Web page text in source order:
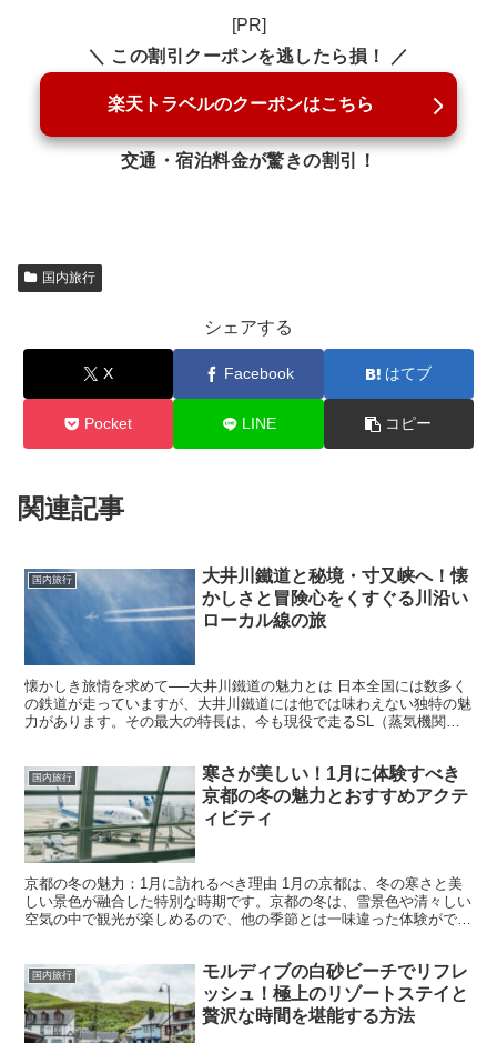
[PR]
＼ この割引クーポンを逃したら損！ ／
楽天トラベルのクーポンはこちら
交通・宿泊料金が驚きの割引！
国内旅行
シェアする
X Facebook はてブ
Pocket LINE コピー
関連記事
国内旅行
大井川鐵道と秘境・寸又峡へ！懐
かしさと冒険心をくすぐる川沿い
ローカル線の旅
懐かしき旅情を求めて──大井川鐵道の魅力とは 日本全国には数多く
の鉄道が走っていますが、大井川鐵道には他では味わえない独特の魅
力があります。その最大の特長は、今も現役で走るSL（蒸気機関
国内旅行
寒さが美しい！1月に体験すべき
京都の冬の魅力とおすすめアクテ
ィビティ
京都の冬の魅力：1月に訪れるべき理由 1月の京都は、冬の寒さと美
しい景色が融合した特別な時期です。京都の冬は、雪景色や清々しい
空気の中で観光が楽しめるので、他の季節とは一味違った体験ができ
国内旅行
モルディブの白砂ビーチでリフレ
ッシュ！極上のリゾートステイと
贅沢な時間を堪能する方法